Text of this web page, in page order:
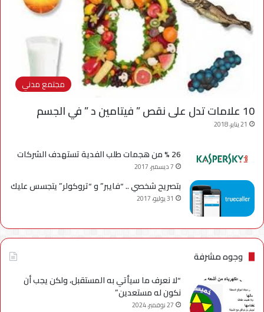
مجتمع مدني
10 علامات تدل على نقص ” فيتامين د ” في الجسم
21 يناير، 2018
26 % من هجمات طلب الفدية تستهدف الشركات
7 ديسمبر، 2017
بتصريح شخصي .. “فايبر” و “تروكولر” يتجسس عليك
31 يوليو، 2017
وجوه مشرفة
“لا نعرف ما سيأتي به المستقبل، ولكن يجب أن
نكون له مستعدين”
27 نوفمبر، 2024